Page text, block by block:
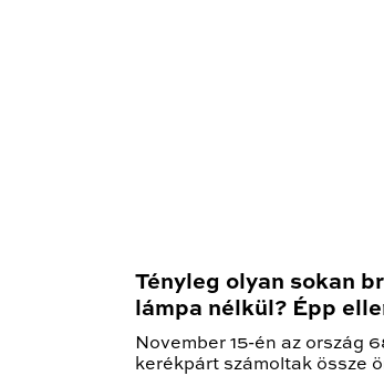
Tényleg olyan sokan
lámpa nélkül? Épp
November 15-én az ország
kerékpárt számoltak össze